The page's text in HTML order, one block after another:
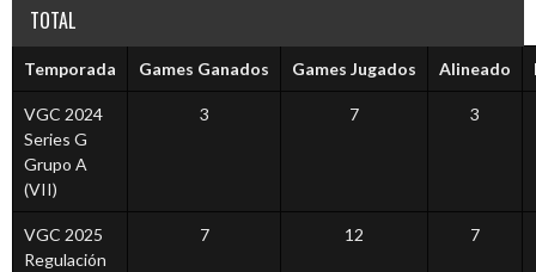
TOTAL
Temporada Games Ganados Games Jugados Alineado
VGC 2024
Series G
Grupo A
(VII)
3 7 3
VGC 2025
Regulación
7 12 7